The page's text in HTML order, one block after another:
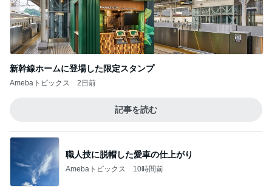
新幹線ホームに登場した限定スタンプ
Amebaトピックス 2日前
記事を読む
職人技に脱帽した愛車の仕上がり
Amebaトピックス 10時間前